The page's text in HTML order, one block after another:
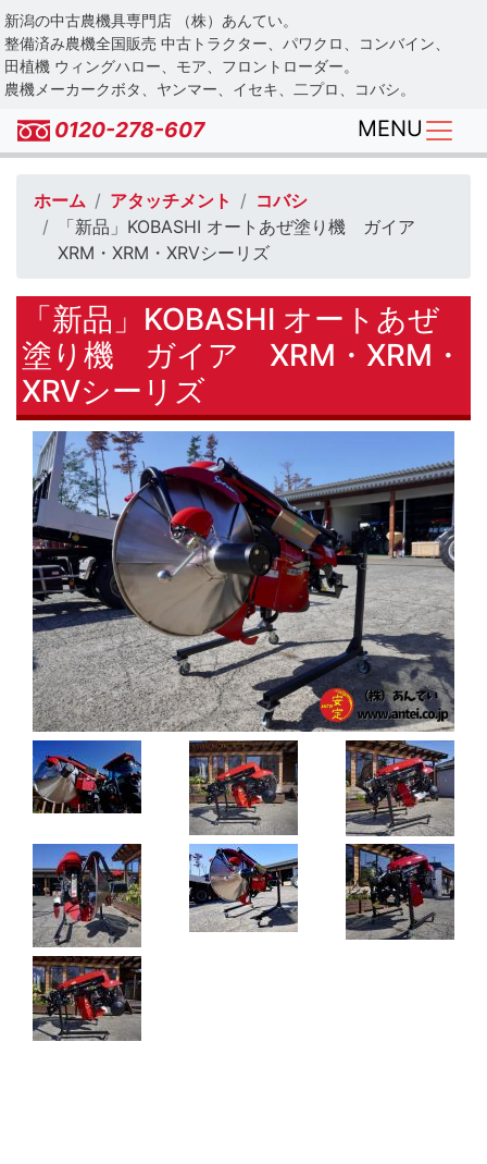
Skip
to
main
content
新潟の中古農機具専門店 （株）あんてい。
整備済み農機全国販売 中古トラクター、パワクロ、コンバイン、
田植機 ウィングハロー、モア、フロントローダー。
農機メーカークボタ、ヤンマー、イセキ、二プロ、コバシ。
0120-278-607 MENU
ホーム アタッチメント
コバシ
「新品」KOBASHI オートあぜ塗り機 ガイア
XRM・XRM・XRVシーリズ
「新品」KOBASHI オートあぜ
塗り機 ガイア XRM・XRM・
XRVシーリズ